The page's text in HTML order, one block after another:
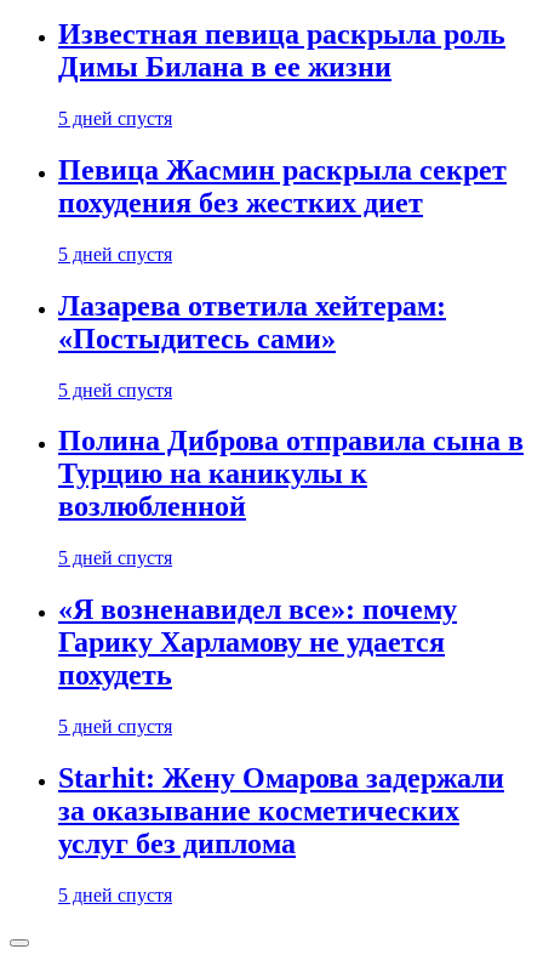
Известная певица раскрыла роль
Димы Билана в ее жизни
5 дней спустя
Певица Жасмин раскрыла секрет
похудения без жестких диет
5 дней спустя
Лазарева ответила хейтерам:
«Постыдитесь сами»
5 дней спустя
Полина Диброва отправила сына в
Турцию на каникулы к
возлюбленной
5 дней спустя
«Я возненавидел все»: почему
Гарику Харламову не удается
похудеть
5 дней спустя
Starhit: Жену Омарова задержали
за оказывание косметических
услуг без диплома
5 дней спустя